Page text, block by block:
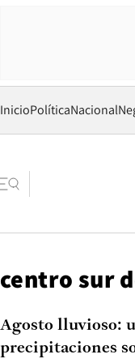
InicioPolíticaNacional
centro sur
Agosto lluvioso:
precipitaciones